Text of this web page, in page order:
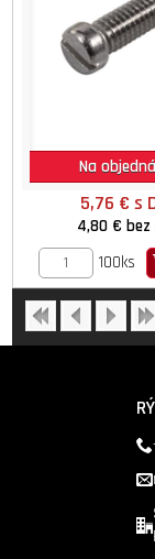
Na
5,76 € s
4,80 €bez
100ks